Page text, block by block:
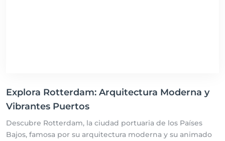
Explora Rotterdam: Arquitectura Moderna y
Vibrantes Puertos
Descubre Rotterdam, la ciudad portuaria de los Países
Bajos, famosa por su arquitectura moderna y su animado